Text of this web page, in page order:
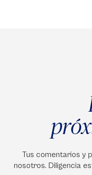
Tus comentarios y
nosotros. Diligencia